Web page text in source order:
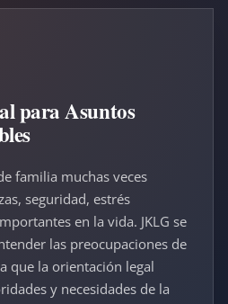
para Asuntos
familia muchas veces
seguridad, estrés
en la vida. JKLG se
las preocupaciones de
que la orientación legal
y necesidades de la